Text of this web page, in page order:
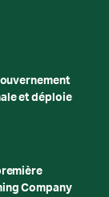
et déploie
Company